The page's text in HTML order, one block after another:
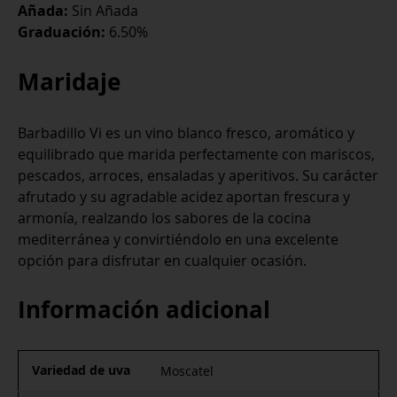
Añada: Sin Añada
Graduación: 6.50%
Maridaje
Barbadillo Vi es un vino blanco fresco, aromático y
equilibrado que marida perfectamente con mariscos,
pescados, arroces, ensaladas y aperitivos. Su carácter
afrutado y su agradable acidez aportan frescura y
armonía, realzando los sabores de la cocina
mediterránea y convirtiéndolo en una excelente
opción para disfrutar en cualquier ocasión.
Información adicional
Variedad de uva Moscatel